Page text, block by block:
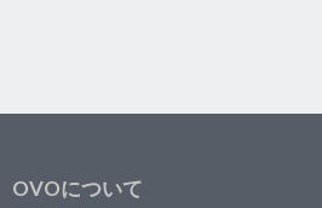
OVOについて